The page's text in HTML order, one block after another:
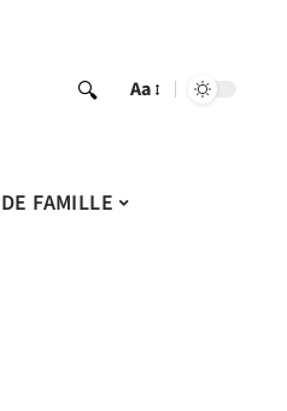
Aa
FAMILLE